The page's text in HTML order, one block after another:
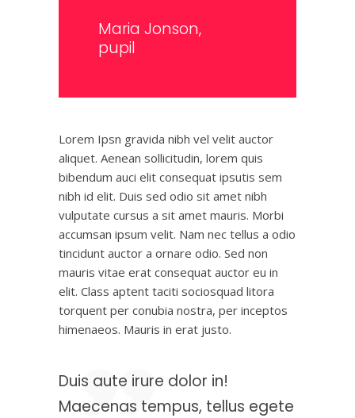
Maria Jonson,
pupil
Lorem Ipsn gravida nibh vel velit auctor
aliquet. Aenean sollicitudin, lorem quis
bibendum auci elit consequat ipsutis sem
nibh id elit. Duis sed odio sit amet nibh
vulputate cursus a sit amet mauris. Morbi
accumsan ipsum velit. Nam nec tellus a odio
tincidunt auctor a ornare odio. Sed non
mauris vitae erat consequat auctor eu in
elit. Class aptent taciti sociosquad litora
torquent per conubia nostra, per inceptos
himenaeos. Mauris in erat justo.
Duis aute irure dolor in!
Maecenas tempus, tellus egete